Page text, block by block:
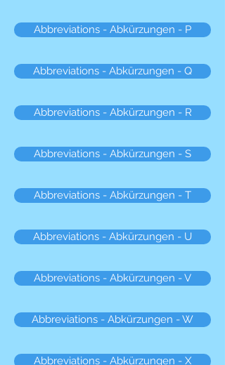
Abbreviations - Abkürzungen - P
Abbreviations - Abkürzungen - Q
Abbreviations - Abkürzungen - R
Abbreviations - Abkürzungen - S
Abbreviations - Abkürzungen - T
Abbreviations - Abkürzungen - U
Abbreviations - Abkürzungen - V
Abbreviations - Abkürzungen - W
Abbreviations - Abkürzungen - X